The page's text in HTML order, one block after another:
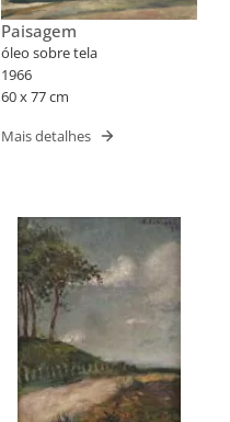
Paisagem
óleo sobre tela
1966
60 x 77 cm
Mais detalhes